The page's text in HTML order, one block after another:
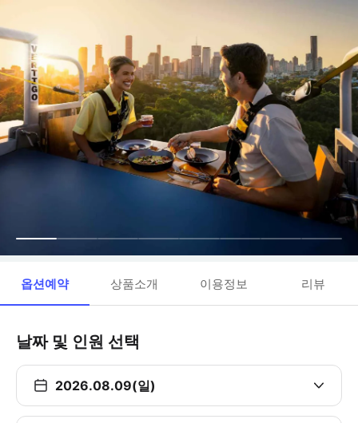
옵션예약 상품소개 이용정보 리뷰
날짜 및 인원 선택
2026.08.09(일)